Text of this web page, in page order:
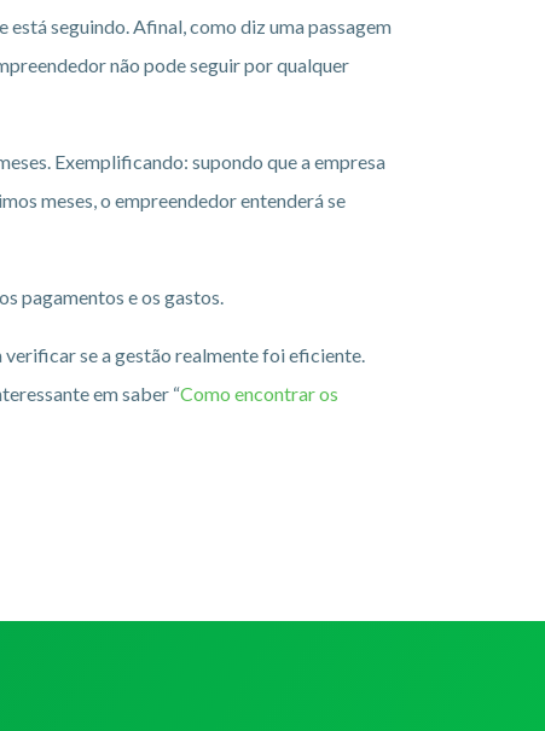
seguindo. Afinal, como diz uma passagem
não pode seguir por qualquer
Exemplificando: supondo que a empresa
meses, o empreendedor entenderá se
pagamentos e os gastos.
verificar se a gestão realmente foi eficiente.
em saber “Como encontrar os